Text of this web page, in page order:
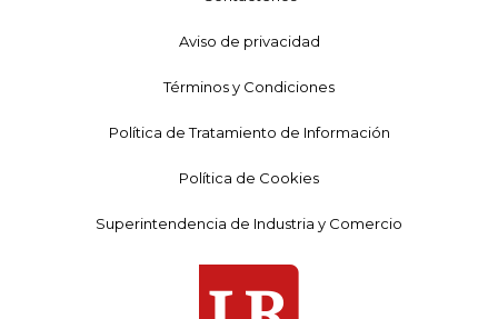
Aviso de privacidad
Términos y Condiciones
Política de Tratamiento de Información
Política de Cookies
Superintendencia de Industria y Comercio